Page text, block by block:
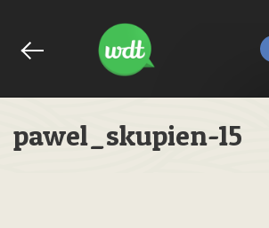
pawel_skupien-15